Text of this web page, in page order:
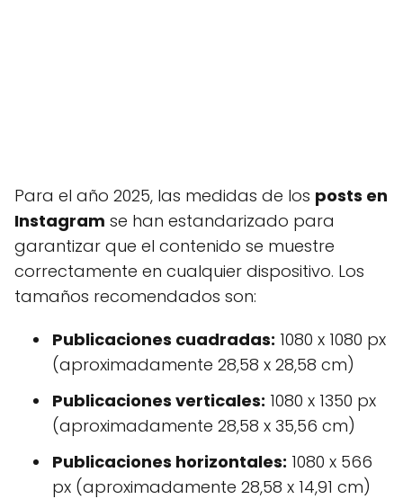
Para el año 2025, las medidas de los posts en
Instagram se han estandarizado para
garantizar que el contenido se muestre
correctamente en cualquier dispositivo. Los
tamaños recomendados son:
Publicaciones cuadradas: 1080 x 1080 px
(aproximadamente 28,58 x 28,58 cm)
Publicaciones verticales: 1080 x 1350 px
(aproximadamente 28,58 x 35,56 cm)
Publicaciones horizontales: 1080 x 566
px (aproximadamente 28,58 x 14,91 cm)